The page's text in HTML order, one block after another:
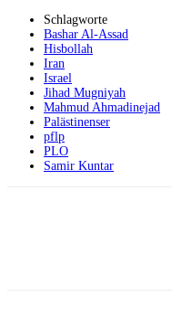
Schlagworte
Bashar Al-Assad
Hisbollah
Iran
Israel
Jihad Mugniyah
Mahmud Ahmadinejad
Palästinenser
pflp
PLO
Samir Kuntar